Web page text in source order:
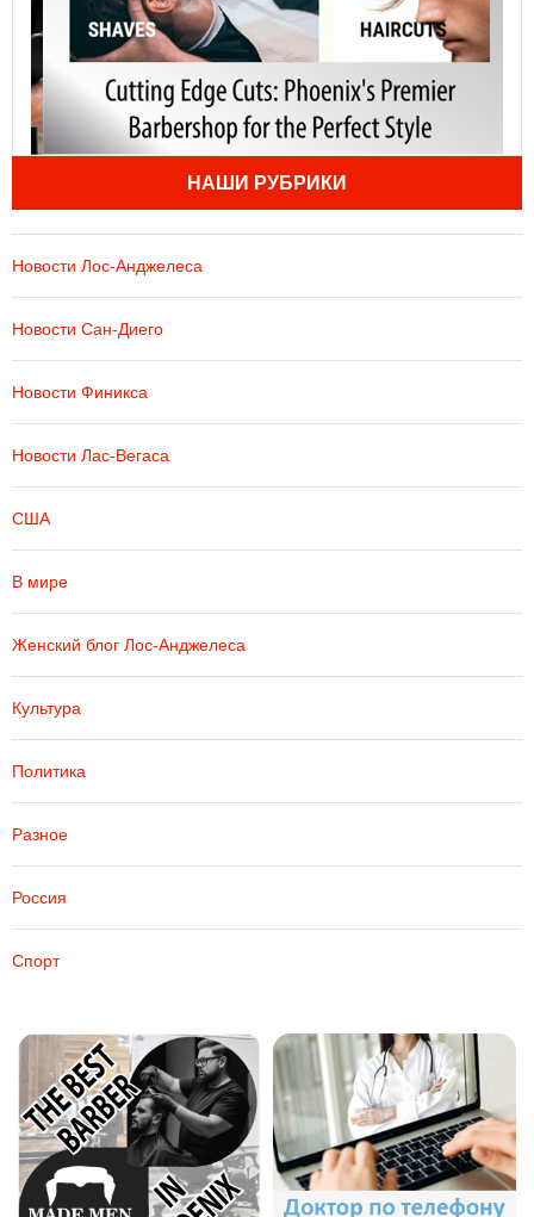
НАШИ РУБРИКИ
Новости Лос-Анджелеса
Новости Сан-Диего
Новости Финикса
Новости Лас-Вегаса
США
В мире
Женский блог Лос-Анджелеса
Культура
Политика
Разное
Россия
Спорт